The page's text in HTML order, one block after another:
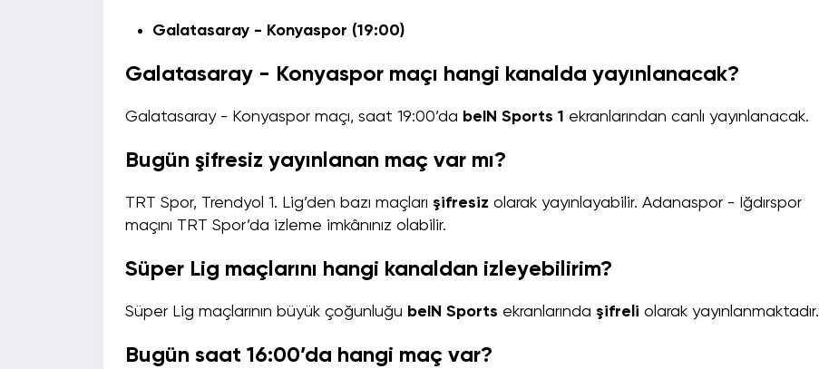
Galatasaray - Konyaspor (19:00)
Galatasaray - Konyaspor maçı hangi kanalda yayınlanacak?
Galatasaray - Konyaspor maçı, saat 19:00’da beIN Sports 1 ekranlarından canlı yayınlanacak.
Bugün şifresiz yayınlanan maç var mı?
TRT Spor, Trendyol 1. Lig’den bazı maçları şifresiz olarak yayınlayabilir. Adanaspor - Iğdırspor
maçını TRT Spor’da izleme imkânınız olabilir.
Süper Lig maçlarını hangi kanaldan izleyebilirim?
Süper Lig maçlarının büyük çoğunluğu beIN Sports ekranlarında şifreli olarak yayınlanmaktadır.
Bugün saat 16:00’da hangi maç var?